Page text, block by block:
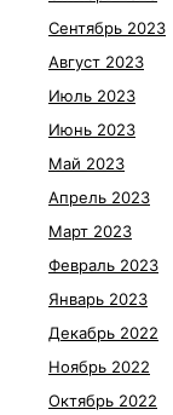
Сентябрь 2023
Август 2023
Июль 2023
Июнь 2023
Май 2023
Апрель 2023
Март 2023
Февраль 2023
Январь 2023
Декабрь 2022
Ноябрь 2022
Октябрь 2022